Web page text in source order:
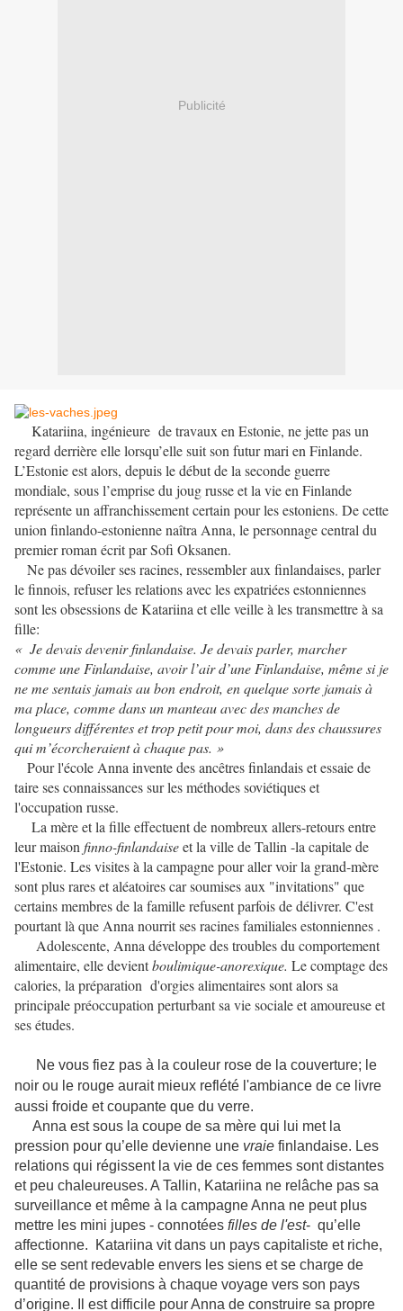
Publicité
Katariina, ingénieure de travaux en Estonie, ne jette pas un
regard derrière elle lorsqu’elle suit son futur mari en Finlande.
L’Estonie est alors, depuis le début de la seconde guerre
mondiale, sous l’emprise du joug russe et la vie en Finlande
représente un affranchissement certain pour les estoniens. De cette
union finlando-estonienne naîtra Anna, le personnage central du
premier roman écrit par Sofi Oksanen.
Ne pas dévoiler ses racines, ressembler aux finlandaises, parler
le finnois, refuser les relations avec les expatriées estonniennes
sont les obsessions de Katariina et elle veille à les transmettre à sa
fille:
« Je devais devenir finlandaise. Je devais parler, marcher
comme une Finlandaise, avoir l’air d’une Finlandaise, même si je
ne me sentais jamais au bon endroit, en quelque sorte jamais à
ma place, comme dans un manteau avec des manches de
longueurs différentes et trop petit pour moi, dans des chaussures
qui m’écorcheraient à chaque pas. »
Pour l'école Anna invente des ancêtres finlandais et essaie de
taire ses connaissances sur les méthodes soviétiques et
l'occupation russe.
La mère et la fille effectuent de nombreux allers-retours entre
leur maison finno-finlandaiseet la ville de Tallin -la capitale de
l'Estonie. Les visites à la campagne pour aller voir la grand-mère
sont plus rares et aléatoires car soumises aux "invitations" que
certains membres de la famille refusent parfois de délivrer. C'est
pourtant là que Anna nourrit ses racines familiales estonniennes .
Adolescente, Anna développe des troubles du comportement
alimentaire, elle devientboulimique-anorexique. Le comptage des
calories, la préparation d'orgies alimentaires sont alors sa
principale préoccupation perturbant sa vie sociale et amoureuse et
ses études.
Ne vous fiez pas à la couleur rose de la couverture; le
noir ou le rouge aurait mieux reflété l'ambiance de ce livre
aussi froide et coupante que du verre.
Anna est sous la coupe de sa mère qui lui met la
pression pour qu’elle devienne une vraie finlandaise. Les
relations qui régissent la vie de ces femmes sont distantes
et peu chaleureuses. A Tallin, Katariina ne relâche pas sa
surveillance et même à la campagne Anna ne peut plus
mettre les mini jupes - connotées filles de l'est- qu’elle
affectionne. Katariina vit dans un pays capitaliste et riche,
elle se sent redevable envers les siens et se charge de
quantité de provisions à chaque voyage vers son pays
d’origine. Il est difficile pour Anna de construire sa propre